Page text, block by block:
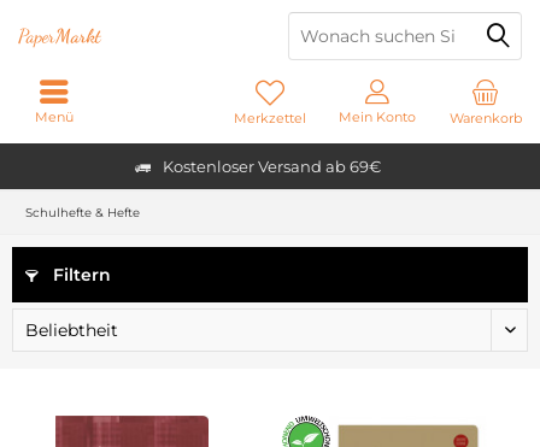
Kostenloser Versand ab 69€
PaperMarkt
Warenkorb
Merkzettel Mein Konto
Menü
Schulhefte & Hefte
Filtern